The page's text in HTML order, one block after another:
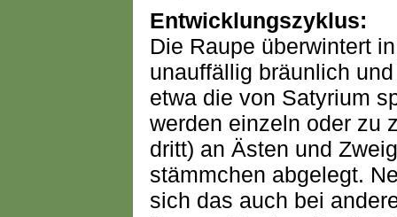
Entwicklungszyklus:
Die Raupe überwintert
unauffällig bräunlich
etwa die von Satyrium
werden einzeln oder zu
dritt) an Ästen und
stämmchen abgelegt.
sich das auch bei